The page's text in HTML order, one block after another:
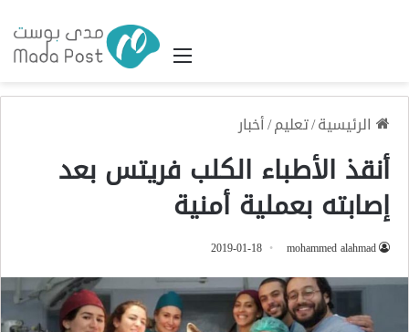
القائمة
الرئيسية/تعليم/أخبار
أنقذ الأطباء الكلب فريتس بعد
إصابته بعملية أمنية
mohammed alahmad
2019-01-18